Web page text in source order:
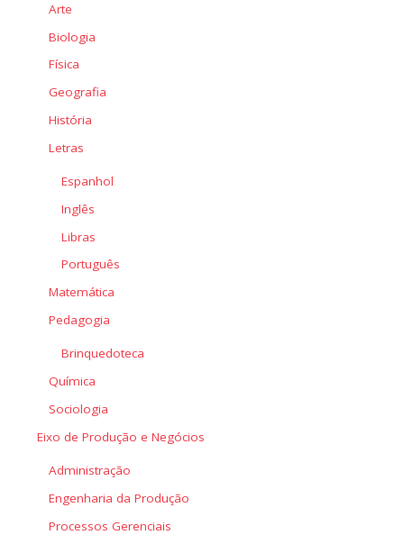
Arte
Biologia
Física
Geografia
História
Letras
Espanhol
Inglês
Libras
Português
Matemática
Pedagogia
Brinquedoteca
Química
Sociologia
Eixo de Produção e Negócios
Administração
Engenharia da Produção
Processos Gerenciais